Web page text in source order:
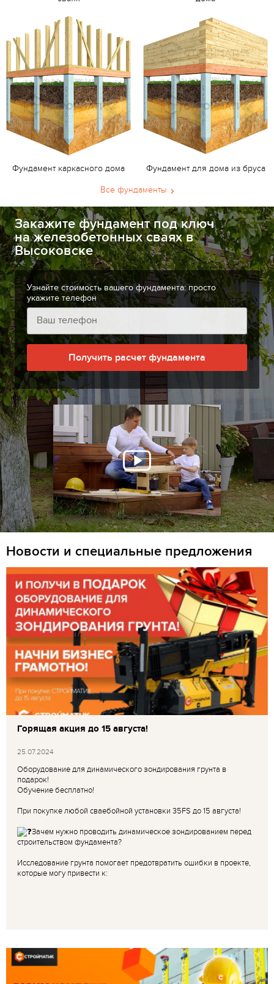
Фундамент каркасного дома Фундамент для дома из бруса
Все фундаменты
Закажите фундамент под ключ
на железобетонных сваях в
Высоковске
Узнайте стоимость вашего фундамента: просто
укажите телефон
Получить расчет фундамента
Новости и специальные предложения
Горящая акция до 15 августа!
25.07.2024
Оборудование для динамического зондирования грунта в
подарок!
Обучение бесплатно!
При покупке любой сваебойной установки 35FS до 15 августа!
Зачем нужно проводить динамическое зондированием перед
строительством фундамента?
Исследование грунта помогает предотвратить ошибки в проекте,
которые могу привести к: